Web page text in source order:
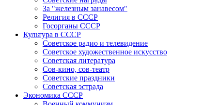
За "железным занавесом"
Религия в СССР
Госорганы СССР
Культура в СССР
Советское радио и телевидение
Советское художественное искусство
Советская литература
Сов-кино, сов-театр
Советские праздники
Советская эстрада
Экономика СССР